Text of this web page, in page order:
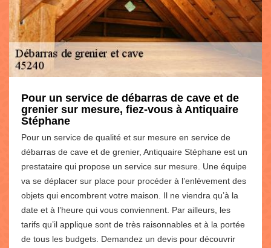
Pour un service de débarras de cave et de
grenier sur mesure, fiez-vous à Antiquaire
Stéphane
Pour un service de qualité et sur mesure en service de
débarras de cave et de grenier, Antiquaire Stéphane est un
prestataire qui propose un service sur mesure. Une équipe
va se déplacer sur place pour procéder à l’enlèvement des
objets qui encombrent votre maison. Il ne viendra qu’à la
date et à l’heure qui vous conviennent. Par ailleurs, les
tarifs qu’il applique sont de très raisonnables et à la portée
de tous les budgets. Demandez un devis pour découvrir